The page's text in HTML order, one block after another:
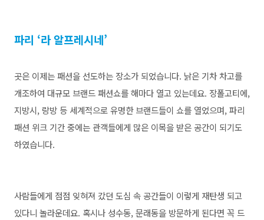
파리 ‘라 알프레시네’
곳은 이제는 패션을 선도하는 장소가 되었습니다. 낡은 기차 차고를
개조하여 대규모 브랜드 패션쇼를 해마다 열고 있는데요. 장폴고티에,
지방시, 랑방 등 세계적으로 유명한 브랜드들이 쇼를 열었으며, 파리
패션 위크 기간 중에는 관객들에게 많은 이목을 받은 공간이 되기도
하였습니다.
사람들에게 점점 잊혀져 갔던 도심 속 공간들이 이렇게 재탄생 되고
있다니 놀라운데요. 혹시나 성수동, 문래동을 방문하게 된다면 꼭 드